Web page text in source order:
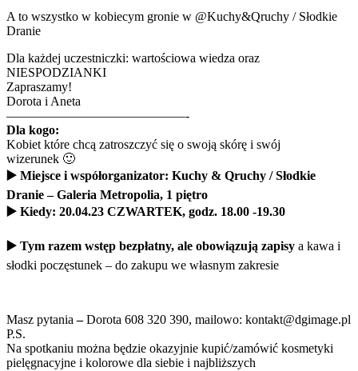
A to wszystko w kobiecym gronie w @Kuchy&Qruchy / Słodkie
Dranie
Dla każdej uczestniczki: wartościowa wiedza oraz
NIESPODZIANKI
Zapraszamy!
Dorota i Aneta
——————————————-
Dla kogo:
Kobiet które chcą zatroszczyć się o swoją skórę i swój
wizerunek 🙂
▶️ Miejsce i współorganizator: Kuchy & Qruchy / Słodkie
Dranie – Galeria Metropolia, 1 piętro
▶️ Kiedy: 20.04.23 CZWARTEK, godz. 18.00 -19.30
▶️ Tym razem wstęp bezpłatny, ale obowiązują zapisy a kawa i
słodki poczęstunek – do zakupu we własnym zakresie
Masz pytania–Dorota 608 320 390, mailowo: kontakt@dgimage.pl
P.S.
Na spotkaniu można będzie okazyjnie kupić/zamówić kosmetyki
pielęgnacyjne i kolorowe dla siebie i najbliższych